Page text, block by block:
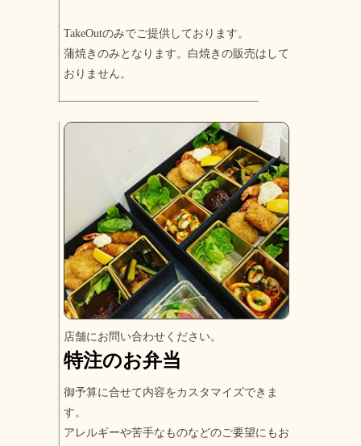
TakeOutのみでご提供しております。
蒲焼きのみとなります。白焼きの販売はして
おりません。
店舗にお問い合わせください。
特注のお弁当
御予算に合せて内容をカスタマイズできま
す。
アレルギーや苦手なものなどのご要望にもお